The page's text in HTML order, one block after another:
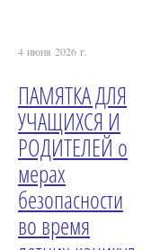
4 июня 2026 г.
ПАМЯТКА ДЛЯ
УЧАЩИХСЯ И
РОДИТЕЛЕЙ о
мерах
безопасности
во время